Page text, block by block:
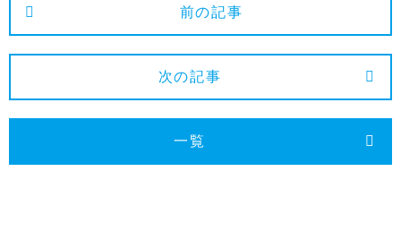
2025年1月 前の記事
次の記事
一覧